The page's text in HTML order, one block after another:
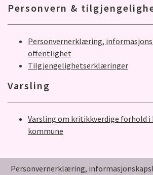
Personvern &
Personvernerklæring,
offentlighet
Tilgjengelighetserklæringer
Varsling
Varsling om kritikkverdige forhold i
kommune
Personvernerklæring,